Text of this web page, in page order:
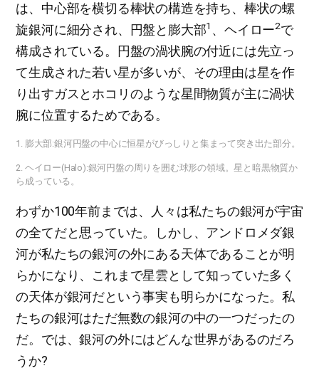
は、中心部を横切る棒状の構造を持ち、棒状の螺
旋銀河に細分され、円盤と膨大部1 、ヘイロー2で
構成されている。円盤の渦状腕の付近には先立っ
て生成された若い星が多いが、その理由は星を作
り出すガスとホコリのような星間物質が主に渦状
腕に位置するためである。
1. 膨大部:銀河円盤の中心に恒星がびっしりと集まって突き出た部分。
2. ヘイロー(Halo):銀河円盤の周りを囲む球形の領域。星と暗黒物質か
ら成っている。
わずか100年前までは、人々は私たちの銀河が宇宙
の全てだと思っていた。しかし、アンドロメダ銀
河が私たちの銀河の外にある天体であることが明
らかになり、これまで星雲として知っていた多く
の天体が銀河だという事実も明らかになった。私
たちの銀河はただ無数の銀河の中の一つだったの
だ。では、銀河の外にはどんな世界があるのだろ
うか?